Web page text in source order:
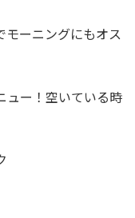
モーニングにもオス
ュー！空いている時